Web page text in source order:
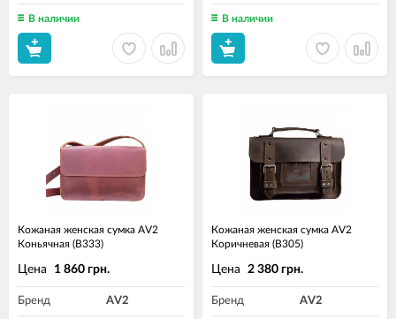
В наличии В наличии
Кожаная женская сумка AV2
Коньячная (B333)
Цена 1 860 грн.
Бренд AV2
Кожаная женская сумка AV2
Коричневая (B305)
Цена 2 380 грн.
Бренд AV2